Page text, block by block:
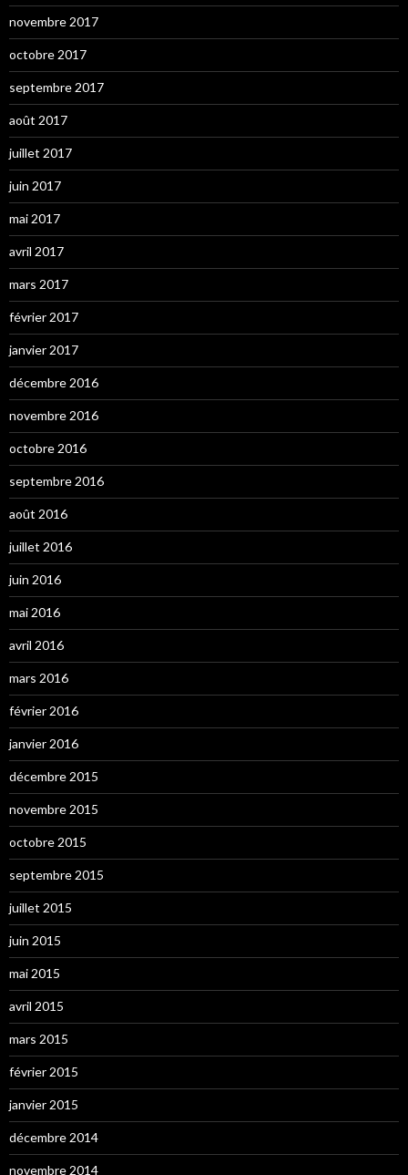
novembre 2017
octobre 2017
septembre 2017
août 2017
juillet 2017
juin 2017
mai 2017
avril 2017
mars 2017
février 2017
janvier 2017
décembre 2016
novembre 2016
octobre 2016
septembre 2016
août 2016
juillet 2016
juin 2016
mai 2016
avril 2016
mars 2016
février 2016
janvier 2016
décembre 2015
novembre 2015
octobre 2015
septembre 2015
juillet 2015
juin 2015
mai 2015
avril 2015
mars 2015
février 2015
janvier 2015
décembre 2014
novembre 2014